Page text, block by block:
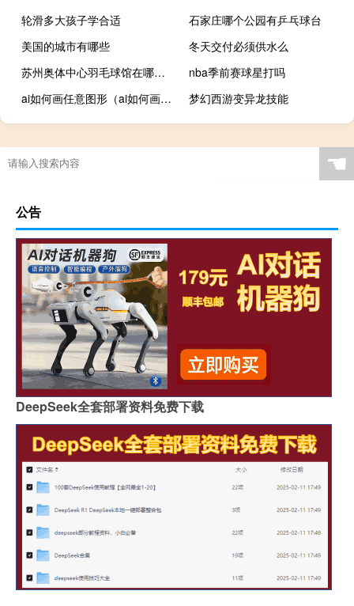
轮滑多大孩子学合适
石家庄哪个公园有乒乓球台
美国的城市有哪些
冬天交付必须供水么
苏州奥体中心羽毛球馆在哪个馆
nba季前赛球星打吗
ai如何画任意图形（ai如何画波浪线）
梦幻西游变异龙技能
☚
公告
DeepSeek全套部署资料免费下载